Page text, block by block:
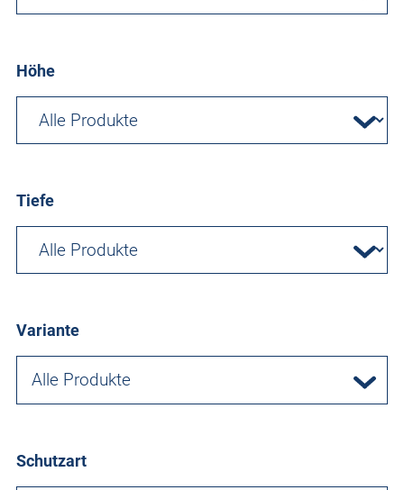
Höhe
Tiefe
Variante
Alle Produkte
Schutzart